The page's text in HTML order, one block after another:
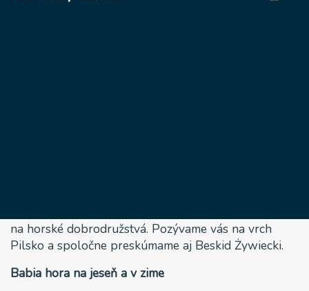
na horské dobrodružstvá. Pozývame vás na vrch
Pilsko a spoločne preskúmame aj Beskid Żywiecki.
Babia hora na jeseň a v zime